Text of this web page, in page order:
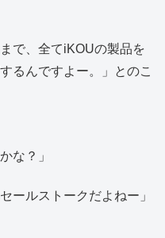
で、全てiKOUの製品を
るんですよー。」とのこ
な？」
ールストークだよねー」